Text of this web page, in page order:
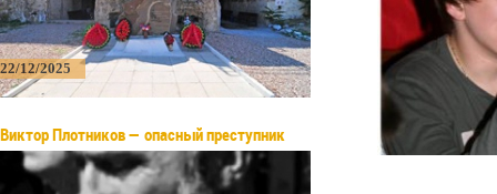
22/12/2025
Виктор Плотников — опасный преступник